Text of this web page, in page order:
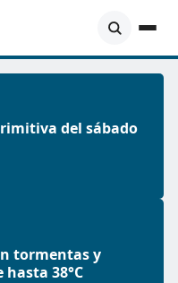
del sábado
tormentas y
38°C